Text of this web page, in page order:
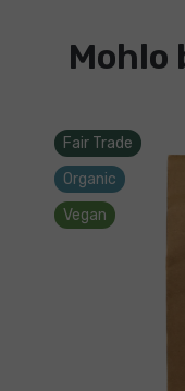
Mohlo
Fair Trade
Organic
Vegan